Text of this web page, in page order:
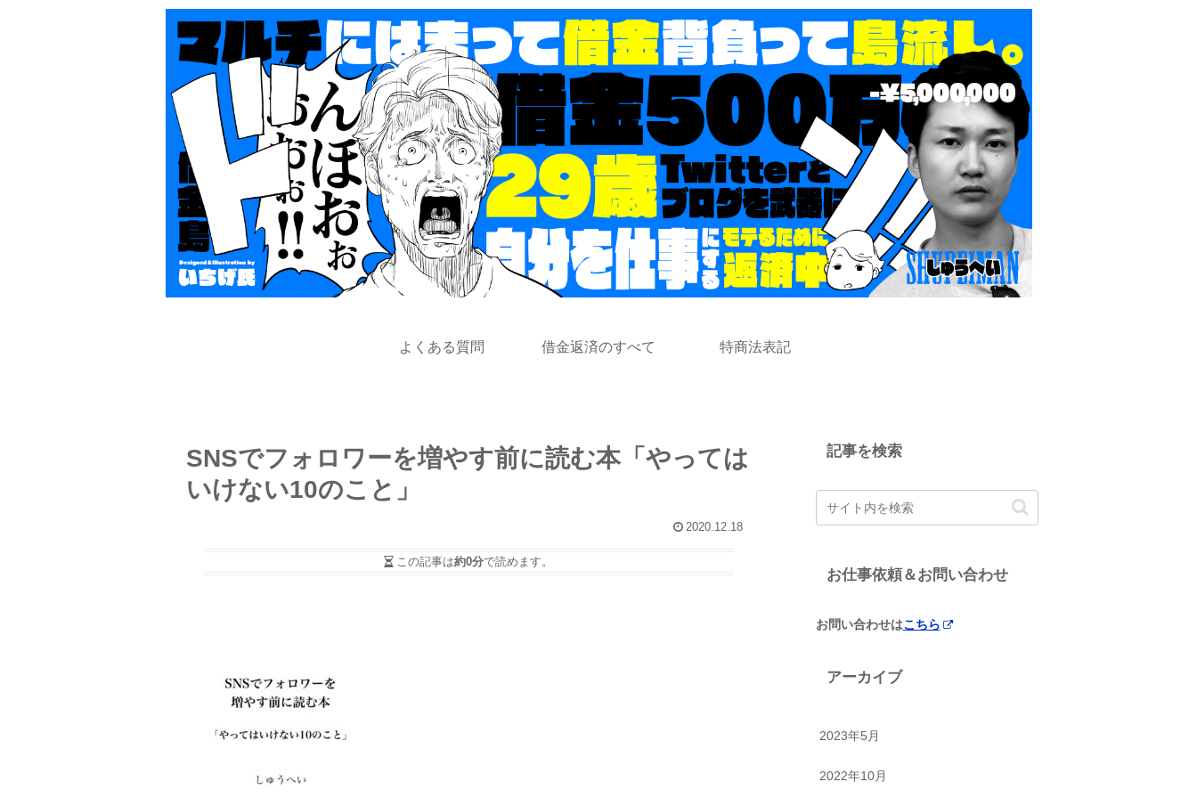
よくある質問 借金返済のすべて 特商法表記
SNSでフォロワーを増やす前に読む本「やっては
いけない10のこと」
2020.12.18
この記事は約0分で読めます。
記事を検索
お仕事依頼＆お問い合わせ
お問い合わせはこちら
アーカイブ
2023年5月
2022年10月